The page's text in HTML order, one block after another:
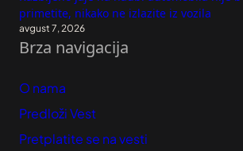
primetite, nikako ne izlazite iz vozila
avgust 7, 2026
Brza navigacija
O nama
Predloži Vest
Pretplatite se na vesti